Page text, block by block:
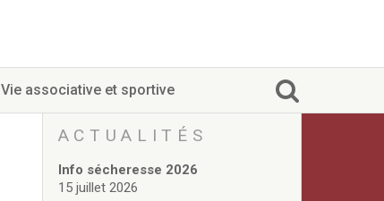
Vie associative et sportive
ACTUALITÉS
Info sécheresse 2026
15 juillet 2026